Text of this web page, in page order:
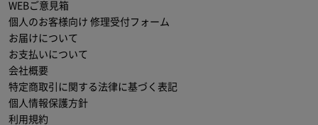
WEBご意見箱
個人のお客様向け 修理受付フォーム
お届けについて
お支払いについて
会社概要
特定商取引に関する法律に基づく表記
個人情報保護方針
利用規約